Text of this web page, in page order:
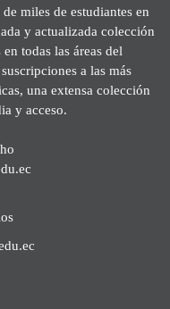
miles de estudiantes en
y actualizada colección
todas las áreas del
a las más
una extensa colección
y acceso.